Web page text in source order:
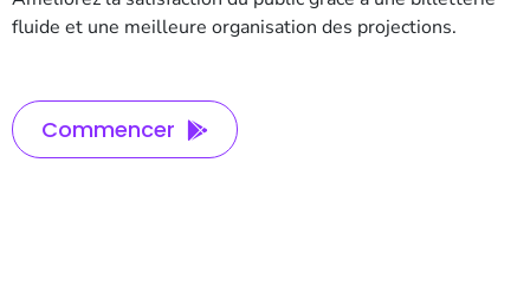
fluide et une meilleure organisation des projections.
Commencer